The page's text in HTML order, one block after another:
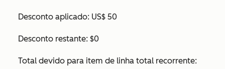
Desconto aplicado: US$ 50
Desconto restante: $0
Total devido para item de linha total recorrente: